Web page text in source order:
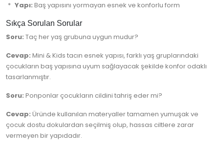
Yapı: Baş yapısını yormayan esnek ve konforlu form
Sıkça Sorulan Sorular
Soru: Taç her yaş grubuna uygun mudur?
Cevap: Mini & Kids tacın esnek yapısı, farklı yaş gruplarındaki
çocukların baş yapısına uyum sağlayacak şekilde konfor odaklı
tasarlanmıştır.
Soru: Ponponlar çocukların cildini tahriş eder mi?
Cevap: Üründe kullanılan materyaller tamamen yumuşak ve
çocuk dostu dokulardan seçilmiş olup, hassas ciltlere zarar
vermeyen bir yapıdadır.